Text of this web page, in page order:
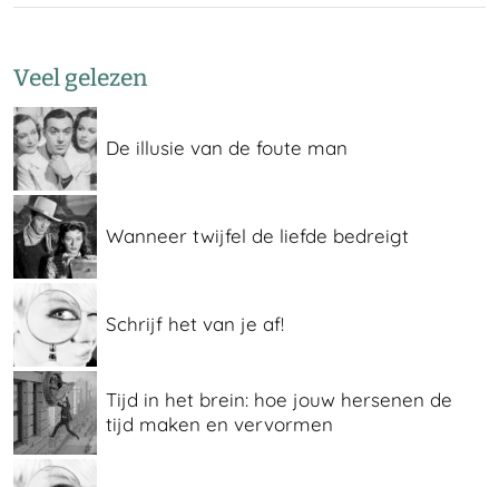
Veel gelezen
De illusie van de foute man
Wanneer twijfel de liefde bedreigt
Schrijf het van je af!
Tijd in het brein: hoe jouw hersenen de
tijd maken en vervormen